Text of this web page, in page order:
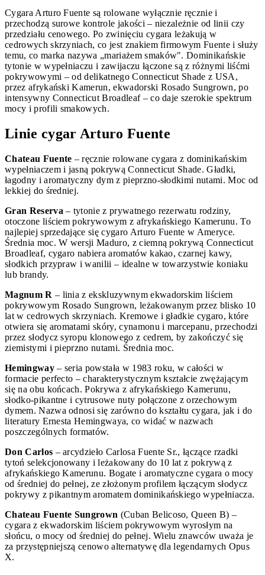
Cygara Arturo Fuente są rolowane wyłącznie ręcznie i
przechodzą surowe kontrole jakości – niezależnie od linii czy
przedziału cenowego. Po zwinięciu cygara leżakują w
cedrowych skrzyniach, co jest znakiem firmowym Fuente i służy
temu, co marka nazywa „mariażem smaków". Dominikańskie
tytonie w wypełniaczu i zawijaczu łączone są z różnymi liśćmi
pokrywowymi – od delikatnego Connecticut Shade z USA,
przez afrykański Kamerun, ekwadorski Rosado Sungrown, po
intensywny Connecticut Broadleaf – co daje szerokie spektrum
mocy i profili smakowych.
Linie cygar Arturo Fuente
Chateau Fuente – ręcznie rolowane cygara z dominikańskim
wypełniaczem i jasną pokrywą Connecticut Shade. Gładki,
łagodny i aromatyczny dym z pieprzno-słodkimi nutami. Moc od
lekkiej do średniej.
Gran Reserva – tytonie z prywatnego rezerwatu rodziny,
otoczone liściem pokrywowym z afrykańskiego Kamerunu. To
najlepiej sprzedające się cygaro Arturo Fuente w Ameryce.
Średnia moc. W wersji Maduro, z ciemną pokrywą Connecticut
Broadleaf, cygaro nabiera aromatów kakao, czarnej kawy,
słodkich przypraw i wanilii – idealne w towarzystwie koniaku
lub brandy.
Magnum R – linia z ekskluzywnym ekwadorskim liściem
pokrywowym Rosado Sungrown, leżakowanym przez blisko 10
lat w cedrowych skrzyniach. Kremowe i gładkie cygaro, które
otwiera się aromatami skóry, cynamonu i marcepanu, przechodzi
przez słodycz syropu klonowego z cedrem, by zakończyć się
ziemistymi i pieprzno nutami. Średnia moc.
Hemingway– seria powstała w 1983 roku, w całości w
formacie perfecto – charakterystycznym kształcie zwężającym
się na obu końcach. Pokrywa z afrykańskiego Kamerunu,
słodko-pikantne i cytrusowe nuty połączone z orzechowym
dymem. Nazwa odnosi się zarówno do kształtu cygara, jak i do
literatury Ernesta Hemingwaya, co widać w nazwach
poszczególnych formatów.
Don Carlos – arcydzieło Carlosa Fuente Sr., łączące rzadki
tytoń selekcjonowany i leżakowany do 10 lat z pokrywą z
afrykańskiego Kamerunu. Bogate i aromatyczne cygara o mocy
od średniej do pełnej, ze złożonym profilem łączącym słodycz
pokrywy z pikantnym aromatem dominikańskiego wypełniacza.
Chateau Fuente Sungrown (Cuban Belicoso, Queen B) –
cygara z ekwadorskim liściem pokrywowym wyrosłym na
słońcu, o mocy od średniej do pełnej. Wielu znawców uważa je
za przystępniejszą cenowo alternatywę dla legendarnych Opus
X.